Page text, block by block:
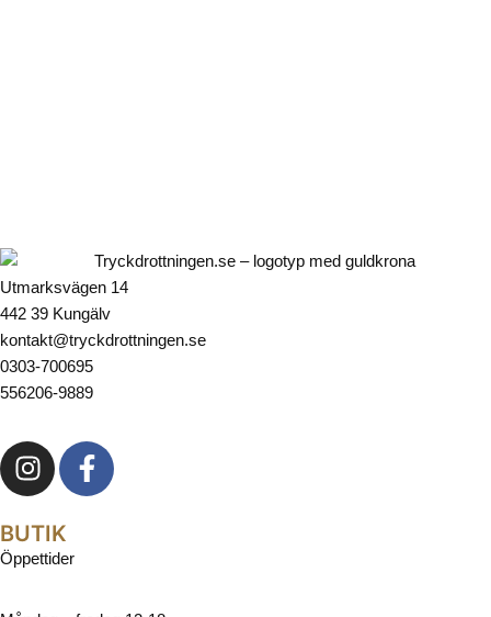
Utmarksvägen 14
442 39 Kungälv
kontakt@tryckdrottningen.se
0303-700695
556206-9889
BUTIK
Öppettider